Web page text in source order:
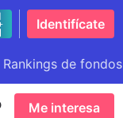
Identifícate
Rankings de fondos
Me interesa